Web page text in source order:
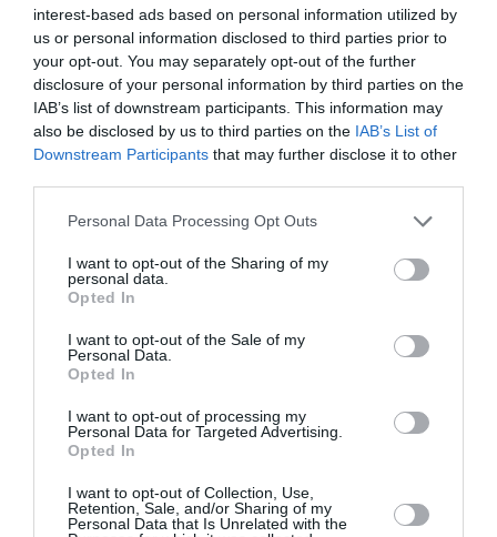
interest-based ads based on personal information utilized by
us or personal information disclosed to third parties prior to
your opt-out. You may separately opt-out of the further
disclosure of your personal information by third parties on the
IAB’s list of downstream participants. This information may
also be disclosed by us to third parties on the IAB’s List of
Downstream Participants that may further disclose it to other
Personal Data Processing Opt Outs
I want to opt-out of the Sharing of my
personal data.
Opted In
I want to opt-out of the Sale of my
Personal Data.
Opted In
I want to opt-out of processing my
Personal Data for Targeted Advertising.
Opted In
I want to opt-out of Collection, Use,
Retention, Sale, and/or Sharing of my
Personal Data that Is Unrelated with the
base a tipo di richiesta di cittadinanza che stai
Vivi in Italia o all’estero?